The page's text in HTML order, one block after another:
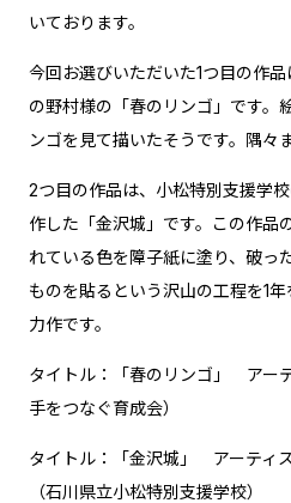
いております。
今回お選びいただいた1つ目の作
の野村様の「春のリンゴ」です。
ンゴを見て描いたそうです。隅々
2つ目の作品は、小松特別支援学
作した「金沢城」です。この作品
れている色を障子紙に塗り、破っ
ものを貼るという沢山の工程を1
力作です。
タイトル：「春のリンゴ」 アー
手をつなぐ育成会）
タイトル：「金沢城」 アーティ
（石川県立小松特別支援学校）